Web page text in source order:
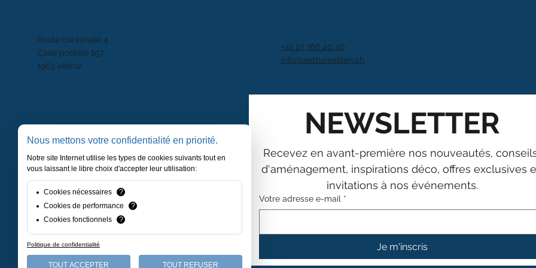
Route cantonale 4
Case postale 157
1963 Vétroz
+41 27 766 40 40
info@anthamatten.ch
NEWSLETTER
Recevez en avant-première nos nouveautés,
d'aménagement, inspirations déco, offres exclusives
invitations à nos événements.
Votre adresse e-mail *
Je m'inscris
Nous mettons votre confidentialité en priorité.
Notre site Internet utilise les types de cookies suivants tout en
vous laissant le libre choix d'accepter leur utilisation:
Cookies nécessaires
?
Cookies de performance
?
Cookies fonctionnels
?
Politique de confidentialité
TOUT ACCEPTER TOUT REFUSER